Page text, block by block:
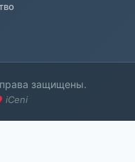
защищены.
iCeni